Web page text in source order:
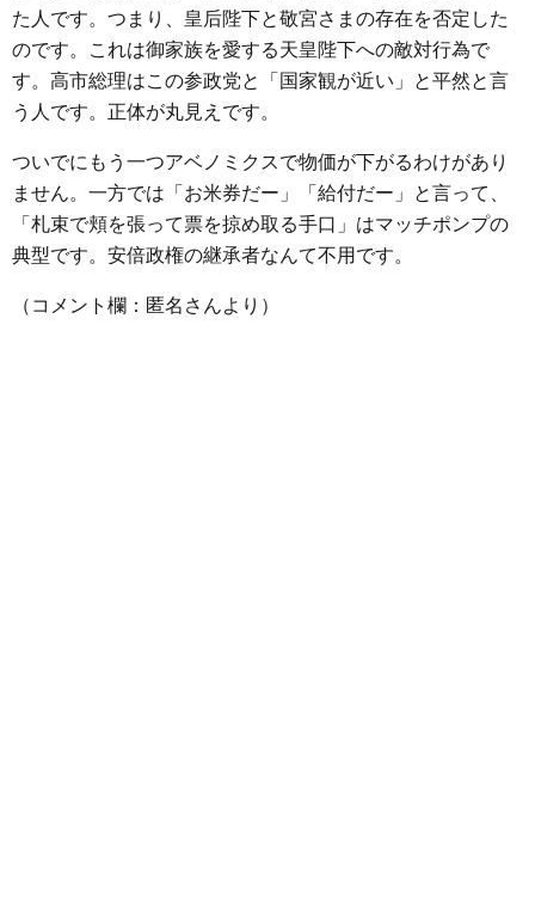
た人です。つまり、皇后陛下と敬宮さまの存在を否定した
のです。これは御家族を愛する天皇陛下への敵対行為で
す。高市総理はこの参政党と「国家観が近い」と平然と言
う人です。正体が丸見えです。
ついでにもう一つアベノミクスで物価が下がるわけがあり
ません。一方では「お米券だー」「給付だー」と言って、
「札束で頬を張って票を掠め取る手口」はマッチポンプの
典型です。安倍政権の継承者なんて不用です。
（コメント欄：匿名さんより）